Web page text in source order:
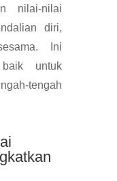
nilai-nilai
diri,
Ini
untuk
tengah